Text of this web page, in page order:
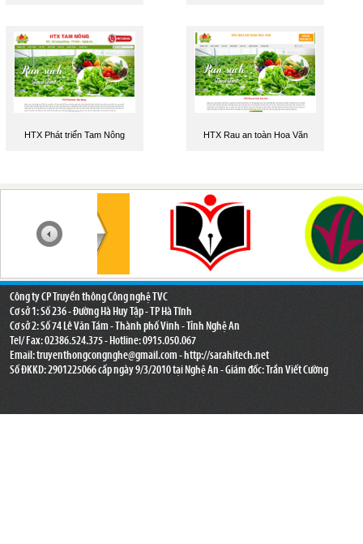
HTX Phát triển Tam Nông HTX Rau an toàn Hoa Văn
Công ty CP Truyền thông Công nghệ TVC
Cơ sở 1: Số 236 - Đường Hà Huy Tập - TP Hà Tĩnh
Cơ sở 2: Số 74 Lê Văn Tám - Thành phố Vinh - Tỉnh Nghệ An
Tel/ Fax: 02386.524.375 - Hotline: 0915.050.067
Email:truyenthongcongnghe@gmail.com- http://sarahitech.net
Số ĐKKD: 2901225066 cấp ngày 9/3/2010 tại Nghệ An - Giám đốc: Trần Viết Cường